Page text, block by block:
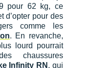
pour 62 kg, ce
d’opter pour des
comme les
. En revanche,
lourd pourrait
chaussures
Infinity RN , qui